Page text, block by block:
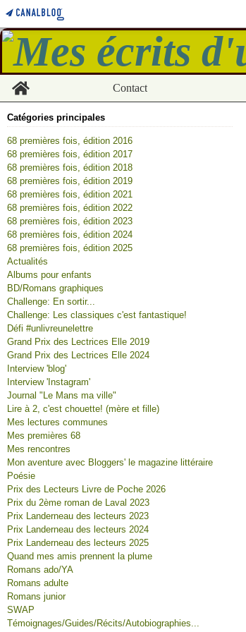
Home
Contact
Catégories principales
68 premières fois, édition 2016
68 premières fois, édition 2017
68 premières fois, édition 2018
68 premières fois, édition 2019
68 premières fois, édition 2021
68 premières fois, édition 2022
68 premières fois, édition 2023
68 premières fois, édition 2024
68 premières fois, édition 2025
Actualités
Albums pour enfants
BD/Romans graphiques
Challenge: En sortir...
Challenge: Les classiques c'est fantastique!
Défi #unlivreunelettre
Grand Prix des Lectrices Elle 2019
Grand Prix des Lectrices Elle 2024
Interview 'blog'
Interview 'Instagram'
Journal "Le Mans ma ville"
Lire à 2, c'est chouette! (mère et fille)
Mes lectures communes
Mes premières 68
Mes rencontres
Mon aventure avec Bloggers' le magazine littéraire
Poésie
Prix des Lecteurs Livre de Poche 2026
Prix du 2ème roman de Laval 2023
Prix Landerneau des lecteurs 2023
Prix Landerneau des lecteurs 2024
Prix Landerneau des lecteurs 2025
Quand mes amis prennent la plume
Romans ado/YA
Romans adulte
Romans junior
SWAP
Témoignages/Guides/Récits/Autobiographies...